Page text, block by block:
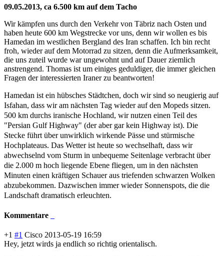
09.05.2013, ca 6.500 km auf dem Tacho
Wir kämpfen uns durch den Verkehr von Täbriz nach Osten und
haben heute 600 km Wegstrecke vor uns, denn wir wollen es bis
Hamedan im westlichen Bergland des Iran schaffen. Ich bin recht
froh, wieder auf dem Motorrad zu sitzen, denn die Aufmerksamkeit,
die uns zuteil wurde war ungewohnt und auf Dauer ziemlich
anstrengend. Thomas ist um einiges geduldiger, die immer gleichen
Fragen der interessierten Iraner zu beantworten!
Hamedan ist ein hübsches Städtchen, doch wir sind so neugierig auf
Isfahan, dass wir am nächsten Tag wieder auf den Mopeds sitzen.
500 km durchs iranische Hochland, wir nutzen einen Teil des
"Persian Gulf Highway" (der aber gar kein Highway ist). Die
Stecke führt über unwirklich wirkende Pässe und stürmische
Hochplateaus. Das Wetter ist heute so wechselhaft, dass wir
abwechselnd vom Sturm in unbequeme Seitenlage verbracht über
die 2.000 m hoch liegende Ebene fliegen, um in den nächsten
Minuten einen kräftigen Schauer aus triefenden schwarzen Wolken
abzubekommen. Dazwischen immer wieder Sonnenspots, die die
Landschaft dramatisch erleuchten.
Kommentare
+1 #1 Cisco 2013-05-19 16:59
Hey, jetzt wirds ja endlich so richtig orientalisch.